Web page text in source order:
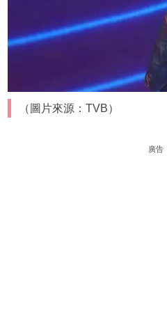
（圖片來源：TVB）
廣告